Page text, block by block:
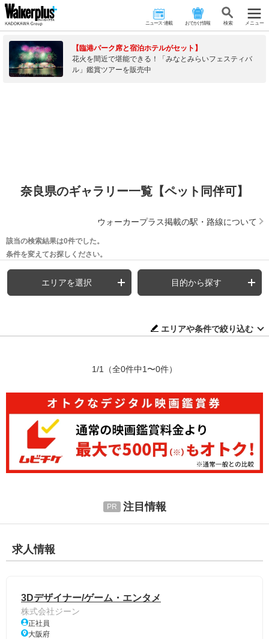
ニュース･連載 おでかけ情報 検 索 メニュー
【臨港パーク席と宿泊ホテルがセット】
花火を間近で堪能できる！「みなとみらいフェスティバ
ル」鑑賞ツアーを販売中
奈良県のギャラリー一覧【ペット同伴可】
ウォーカープラス掲載の駅・路線について
該当の検索結果は0件でした。
条件を変えてお探しください。
エリアを選択 目的から探す
エリアや条件で絞り込む
1/1 （全0件中1〜0件）
注目情報
求人情報
3Dデザイナー/ゲーム・エンタメ
株式会社ジーン
正社員
大阪府